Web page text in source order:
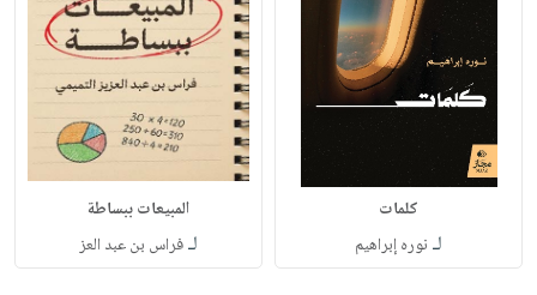
كلمات
لـ نوره إبراهيم
المبيعات ببساطة
لـفراس بن عبد العز